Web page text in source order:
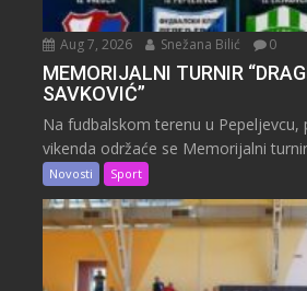
Aug 7, 2026 Snežana Bilić 0
MEMORIJALNI TURNIR
SAVKOVIĆ”
Na fudbalskom terenu u Pepeljevcu,
vikenda održaće se Memorijalni
Novosti Sport